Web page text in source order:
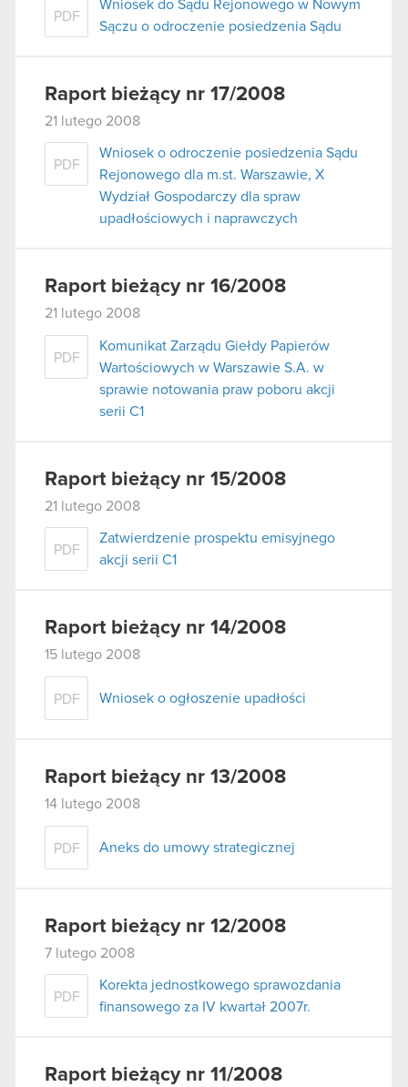
PDF
Wniosek do Sądu Rejonowego w Nowym
Sączu o odroczenie posiedzenia Sądu
Raport bieżący nr 17/2008
21 lutego 2008
PDF
Wniosek o odroczenie posiedzenia Sądu
Rejonowego dla m.st. Warszawie, X
Wydział Gospodarczy dla spraw
upadłościowych i naprawczych
Raport bieżący nr 16/2008
21 lutego 2008
PDF
Komunikat Zarządu Giełdy Papierów
Wartościowych w Warszawie S.A. w
sprawie notowania praw poboru akcji
serii C1
Raport bieżący nr 15/2008
21 lutego 2008
PDF
Zatwierdzenie prospektu emisyjnego
akcji serii C1
Raport bieżący nr 14/2008
15 lutego 2008
PDF Wniosek o ogłoszenie upadłości
Raport bieżący nr 13/2008
14 lutego 2008
PDF Aneks do umowy strategicznej
Raport bieżący nr 12/2008
7 lutego 2008
PDF
Korekta jednostkowego sprawozdania
finansowego za IV kwartał 2007r.
Raport bieżący nr 11/2008